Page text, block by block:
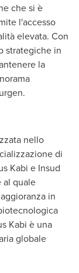
che si è
l'accesso
elevata. Con
strategiche in
la
nello
di
Kabi e Insud
al quale
in
Kabi è una
globale